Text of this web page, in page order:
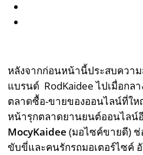
หลังจากก่อนหน้านี้ประสบควา
แบรนด์ RodKaidee ไปเมื่อกล
ตลาดซื้อ-ขายของออนไลน์ที่ให
หน้ารุกตลาดยานยนต์ออนไลน์
MocyKaidee(มอไซค์ขายดี) ช่
ขับขี่และคนรักรถมอเตอร์ไซค์